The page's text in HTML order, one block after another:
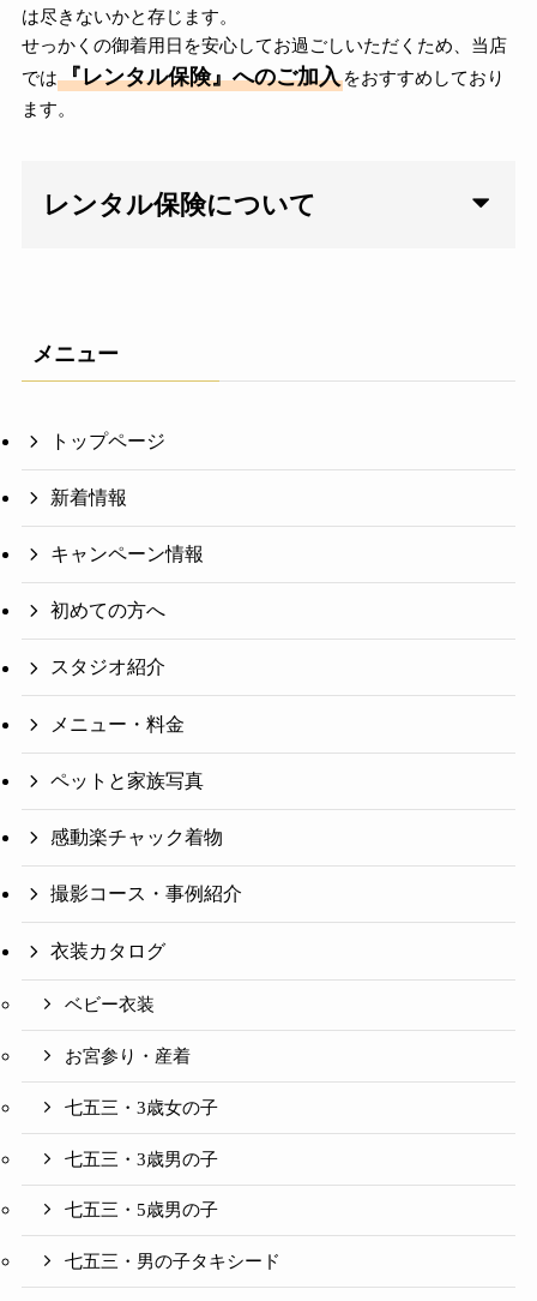
は尽きないかと存じます。
せっかくの御着用日を安心してお過ごしいただくため、当店
では『レンタル保険』へのご加入をおすすめしており
ます。
レンタル保険について
メニュー
トップページ
新着情報
キャンペーン情報
初めての方へ
スタジオ紹介
メニュー・料金
ペットと家族写真
感動楽チャック着物
撮影コース・事例紹介
衣装カタログ
ベビー衣装
お宮参り・産着
七五三・3歳女の子
七五三・3歳男の子
七五三・5歳男の子
七五三・男の子タキシード